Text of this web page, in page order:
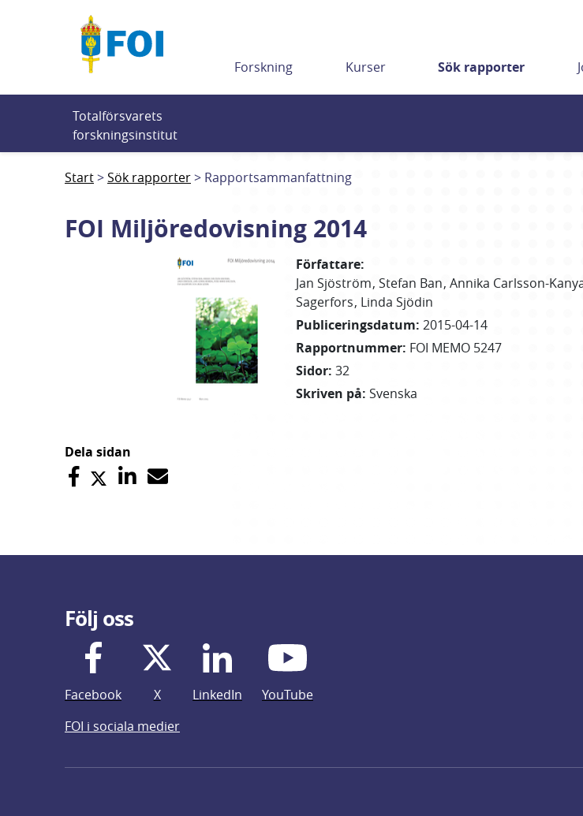
Forskning Kurser Sök rapporter
Totalförsvarets
forskningsinstitut
Start Sök rapporter Rapportsammanfattning
FOI Miljöredovisning 2014
Författare:
Jan Sjöström Stefan Ban Annika Carlsson-
Sagerfors Linda Sjödin
Publiceringsdatum: 2015-04-14
Rapportnummer: FOI MEMO 5247
Sidor: 32
Skriven på: Svenska
Dela sidan
Följ oss
Facebook X LinkedIn
YouTube
FOI i sociala medier